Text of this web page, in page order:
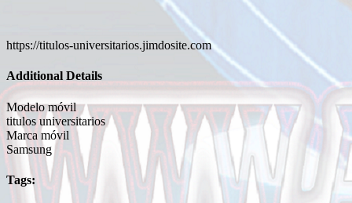
https://titulos-universitarios.jimdosite.com
Additional Details
Modelo móvil
titulos universitarios
Marca móvil
Samsung
Tags: